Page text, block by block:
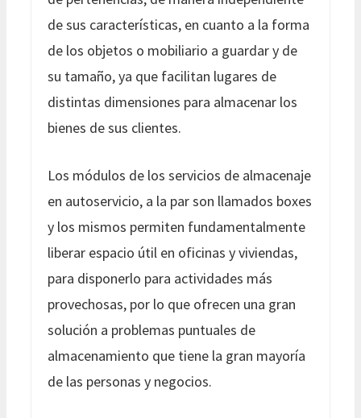
de sus características, en cuanto a la forma
de los objetos o mobiliario a guardar y de
su tamaño, ya que facilitan lugares de
distintas dimensiones para almacenar los
bienes de sus clientes.
Los módulos de los servicios de almacenaje
en autoservicio, a la par son llamados boxes
y los mismos permiten fundamentalmente
liberar espacio útil en oficinas y viviendas,
para disponerlo para actividades más
provechosas, por lo que ofrecen una gran
solución a problemas puntuales de
almacenamiento que tiene la gran mayoría
de las personas y negocios.